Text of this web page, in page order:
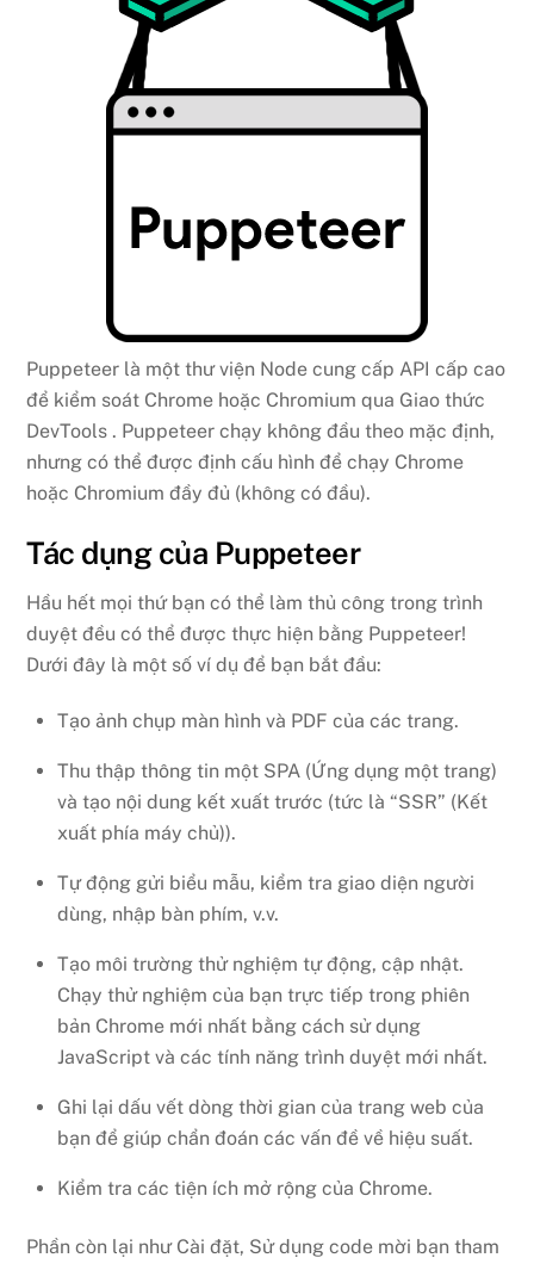
Puppeteer là một thư viện Node cung cấp API cấp cao
để kiểm soát Chrome hoặc Chromium qua Giao thức
DevTools . Puppeteer chạy không đầu theo mặc định,
nhưng có thể được định cấu hình để chạy Chrome
hoặc Chromium đầy đủ (không có đầu).
Tác dụng của Puppeteer
Hầu hết mọi thứ bạn có thể làm thủ công trong trình
duyệt đều có thể được thực hiện bằng Puppeteer!
Dưới đây là một số ví dụ để bạn bắt đầu:
Tạo ảnh chụp màn hình và PDF của các trang.
Thu thập thông tin một SPA (Ứng dụng một trang)
và tạo nội dung kết xuất trước (tức là “SSR” (Kết
xuất phía máy chủ)).
Tự động gửi biểu mẫu, kiểm tra giao diện người
dùng, nhập bàn phím, v.v.
Tạo môi trường thử nghiệm tự động, cập nhật.
Chạy thử nghiệm của bạn trực tiếp trong phiên
bản Chrome mới nhất bằng cách sử dụng
JavaScript và các tính năng trình duyệt mới nhất.
Ghi lại dấu vết dòng thời gian của trang web của
bạn để giúp chẩn đoán các vấn đề về hiệu suất.
Kiểm tra các tiện ích mở rộng của Chrome.
Phần còn lại như Cài đặt, Sử dụng code mời bạn tham